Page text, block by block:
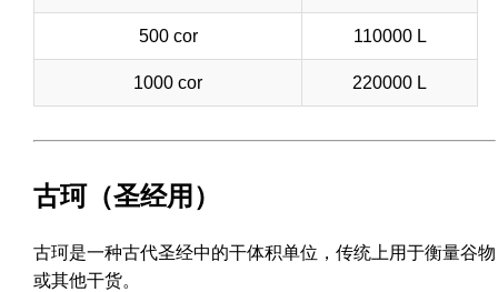
500 cor 110000 L
1000 cor 220000 L
古珂（圣经用）
古珂是一种古代圣经中的干体积单位，传统上用于衡量谷物
或其他干货。